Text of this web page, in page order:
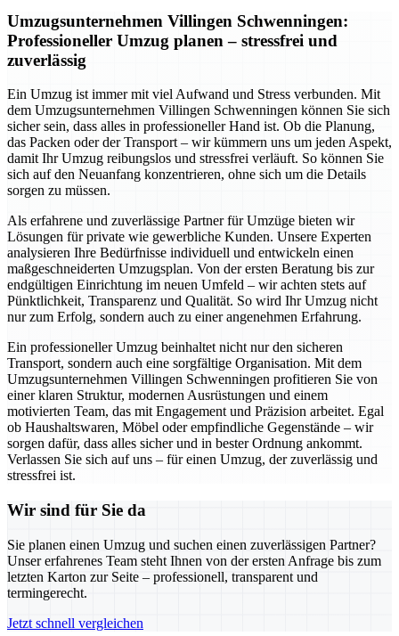
Umzugsunternehmen Villingen Schwenningen:
Professioneller Umzug planen – stressfrei und
zuverlässig
Ein Umzug ist immer mit viel Aufwand und Stress verbunden. Mit
dem Umzugsunternehmen Villingen Schwenningen können Sie sich
sicher sein, dass alles in professioneller Hand ist. Ob die Planung,
das Packen oder der Transport – wir kümmern uns um jeden Aspekt,
damit Ihr Umzug reibungslos und stressfrei verläuft. So können Sie
sich auf den Neuanfang konzentrieren, ohne sich um die Details
sorgen zu müssen.
Als erfahrene und zuverlässige Partner für Umzüge bieten wir
Lösungen für private wie gewerbliche Kunden. Unsere Experten
analysieren Ihre Bedürfnisse individuell und entwickeln einen
maßgeschneiderten Umzugsplan. Von der ersten Beratung bis zur
endgültigen Einrichtung im neuen Umfeld – wir achten stets auf
Pünktlichkeit, Transparenz und Qualität. So wird Ihr Umzug nicht
nur zum Erfolg, sondern auch zu einer angenehmen Erfahrung.
Ein professioneller Umzug beinhaltet nicht nur den sicheren
Transport, sondern auch eine sorgfältige Organisation. Mit dem
Umzugsunternehmen Villingen Schwenningen profitieren Sie von
einer klaren Struktur, modernen Ausrüstungen und einem
motivierten Team, das mit Engagement und Präzision arbeitet. Egal
ob Haushaltswaren, Möbel oder empfindliche Gegenstände – wir
sorgen dafür, dass alles sicher und in bester Ordnung ankommt.
Verlassen Sie sich auf uns – für einen Umzug, der zuverlässig und
stressfrei ist.
Wir sind für Sie da
Sie planen einen Umzug und suchen einen zuverlässigen Partner?
Unser erfahrenes Team steht Ihnen von der ersten Anfrage bis zum
letzten Karton zur Seite – professionell, transparent und
termingerecht.
Jetzt schnell vergleichen